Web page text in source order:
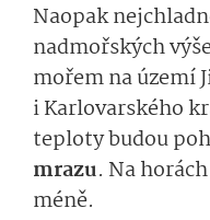
Naopak
nadmořských
mořem na území
i Karlovarského
teploty budou
mrazu. Na
méně.